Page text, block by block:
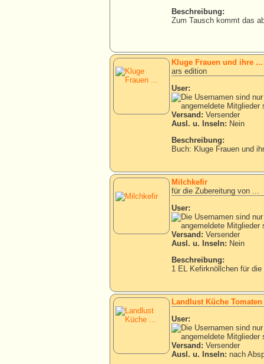
Beschreibung:
Zum Tausch kommt das
Kluge Frauen und ihre
ars edition
User:
Versand: Versender
Ausl. u. Inseln: Nein
Beschreibung:
Buch: Kluge Frauen und
Milchkefir
für die Zubereitung von ...
User:
Versand: Versender
Ausl. u. Inseln: Nein
Beschreibung:
1 EL Kefirknöllchen für
Landlust Küche Tomaten
User:
Versand: Versender
Ausl. u. Inseln: nach